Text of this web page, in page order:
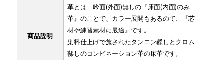
商品説明
革とは、吟面(外面)無しの『床面(内面)のみ
革』のことで、カラー展開もあるので、『芯
材や練習素材に最適』です。
染料仕上げで施されたタンニン鞣しとクロム
鞣しのコンビネーション革の床革です。